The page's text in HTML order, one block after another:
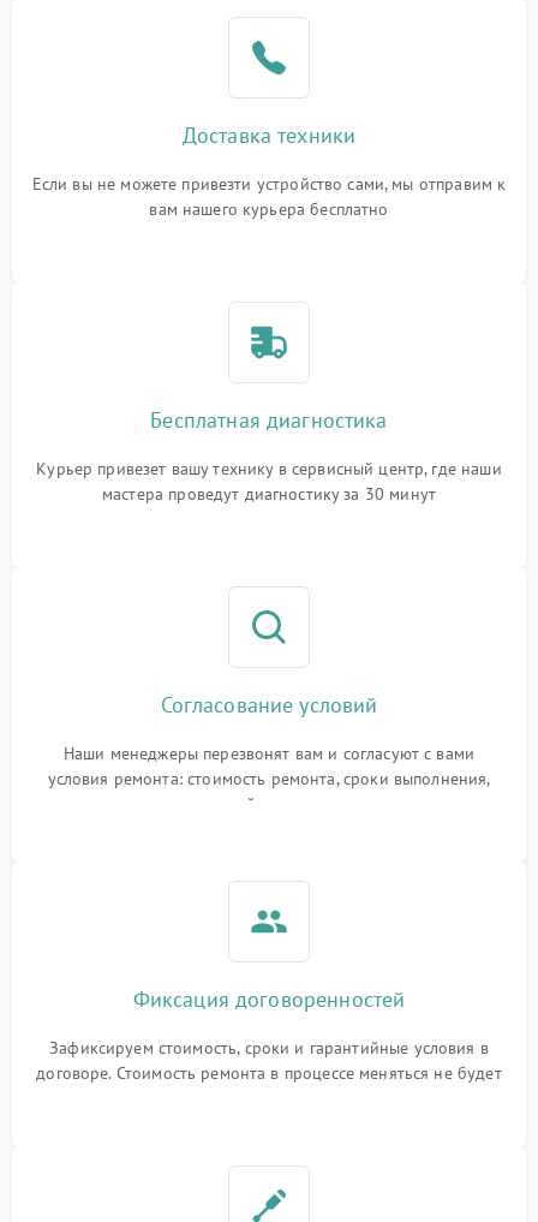
Доставка техники
Если вы не можете привезти устройство сами, мы отправим к
вам нашего курьера бесплатно
Бесплатная диагностика
Курьер привезет вашу технику в сервисный центр, где наши
мастера проведут диагностику за 30 минут
Согласование условий
Наши менеджеры перезвонят вам и согласуют с вами
условия ремонта: стоимость ремонта, сроки выполнения,
гарантийные условия
Фиксация договоренностей
Зафиксируем стоимость, сроки и гарантийные условия в
договоре. Стоимость ремонта в процессе меняться не будет